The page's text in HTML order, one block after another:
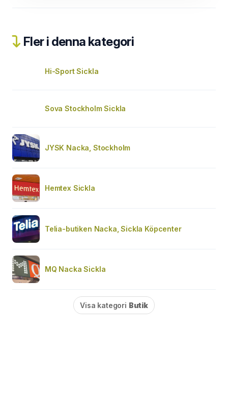
Fler i denna kategori
Hi-Sport Sickla
Sova Stockholm Sickla
JYSK Nacka, Stockholm
Hemtex Sickla
Telia-butiken Nacka, Sickla Köpcenter
MQ Nacka Sickla
Visa kategori Butik